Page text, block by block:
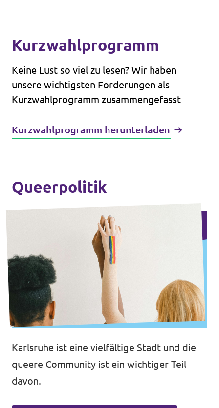
Kurzwahlprogramm
Keine Lust so viel zu lesen? Wir haben
unsere wichtigsten Forderungen als
Kurzwahlprogramm zusammengefasst
Kurzwahlprogramm herunterladen
Queerpolitik
Karlsruhe ist eine vielfältige Stadt und die
queere Community ist ein wichtiger Teil
davon.